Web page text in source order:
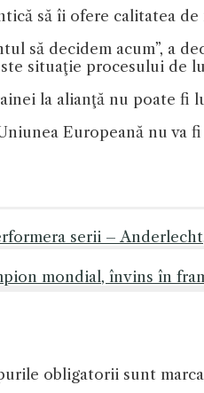
să îi ofere calitatea de
să decidem acum”,
situaţie procesului de
la alianţă nu poate
Europeană nu
serii –
mondial, învins în
obligatorii sunt